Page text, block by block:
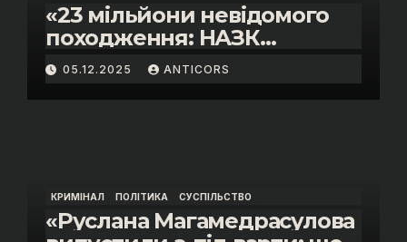
«23 мільйони невідомого
походження: НАЗК
викрило розкішне життя
інспектора митниці “Тиса”
Василя Пупени»
05.12.2025 ANTICORS
КРИМІНАЛ ПОЛІТИКА СУСПІЛЬСТВО
«Руслана Магамедрасулова